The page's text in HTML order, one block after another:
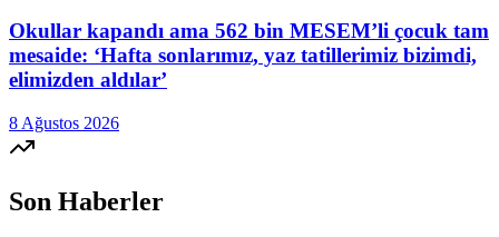
Okullar kapandı ama 562 bin MESEM’li çocuk tam
mesaide: ‘Hafta sonlarımız, yaz tatillerimiz bizimdi,
elimizden aldılar’
8 Ağustos 2026
Son Haberler